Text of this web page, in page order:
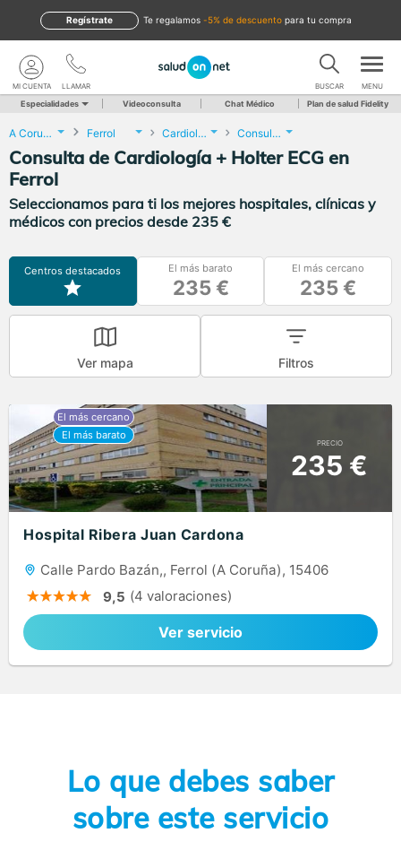
te regalamos -5% de descuento para tu compra
Regístrate
LLAMAR
MI CUENTA BUSCAR MENU
Especialidades Videoconsulta Chat Médico Plan de salud Fidelity
A Coruña Ferrol Cardiología Consulta de Cardiología + Holter ECG
Consulta de Cardiología + Holter ECG en
Ferrol
Seleccionamos para ti los mejores hospitales, clínicas y
médicos con precios desde 235 €
Centros destacados El más barato
235 €
El más cercano
235 €
Ver mapa Filtros
PRECIO
235 €
Hospital Ribera Juan Cardona
Calle Pardo Bazán,, Ferrol (A Coruña), 15406
9,5 (4 valoraciones)
Ver servicio
Lo que debes saber
sobre este servicio